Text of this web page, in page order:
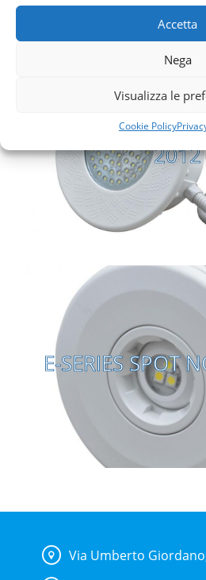
Accetta
Nega
Visualizza le
Cookie Policy
E-SERIES TOP
2012
E-SERIES TOP
2012
Vai alla
E-SERIES SPOT
E-SERIES SPOT
Vai alla
Via Umberto